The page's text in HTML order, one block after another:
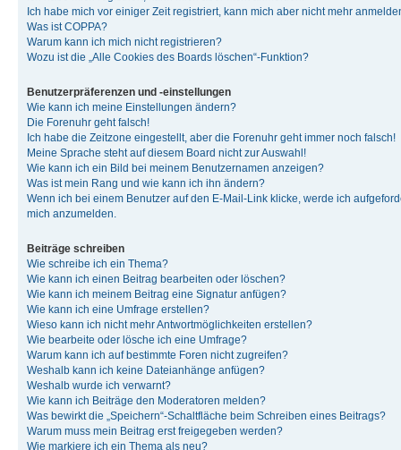
Ich habe mich vor einiger Zeit registriert, kann mich aber nicht mehr
Was ist COPPA?
Warum kann ich mich nicht registrieren?
Wozu ist die „Alle Cookies des Boards löschen“-Funktion?
Benutzerpräferenzen und -einstellungen
Wie kann ich meine Einstellungen ändern?
Die Forenuhr geht falsch!
Ich habe die Zeitzone eingestellt, aber die Forenuhr geht immer noch falsch!
Meine Sprache steht auf diesem Board nicht zur Auswahl!
Wie kann ich ein Bild bei meinem Benutzernamen anzeigen?
Was ist mein Rang und wie kann ich ihn ändern?
Wenn ich bei einem Benutzer auf den E-Mail-Link klicke, werde ich
mich anzumelden.
Beiträge schreiben
Wie schreibe ich ein Thema?
Wie kann ich einen Beitrag bearbeiten oder löschen?
Wie kann ich meinem Beitrag eine Signatur anfügen?
Wie kann ich eine Umfrage erstellen?
Wieso kann ich nicht mehr Antwortmöglichkeiten erstellen?
Wie bearbeite oder lösche ich eine Umfrage?
Warum kann ich auf bestimmte Foren nicht zugreifen?
Weshalb kann ich keine Dateianhänge anfügen?
Weshalb wurde ich verwarnt?
Wie kann ich Beiträge den Moderatoren melden?
Was bewirkt die „Speichern“-Schaltfläche beim Schreiben eines Beitrags?
Warum muss mein Beitrag erst freigegeben werden?
Wie markiere ich ein Thema als neu?